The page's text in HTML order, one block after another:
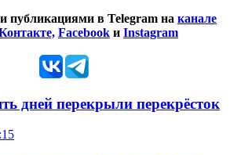
публикациями в Telegram на канале
Facebook и Instagram
дней перекрыли перекрёсток